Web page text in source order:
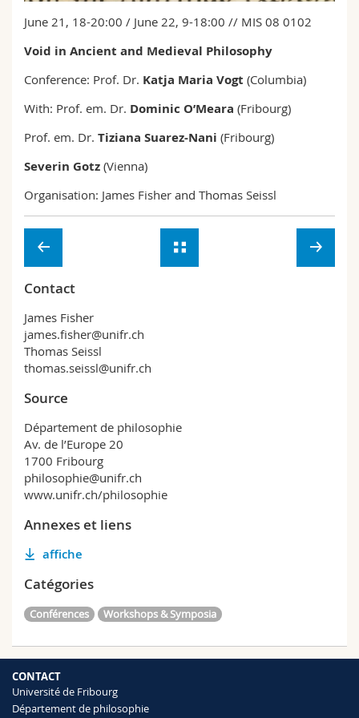
Interfacultaire
Doctorants
Programme des cours
June 21, 18-20:00 / June 22, 9-18:00 // MIS 08 0102
Void in Ancient and Medieval Philosophy
Conference: Prof. Dr. Katja Maria Vogt (Columbia)
With: Prof. em. Dr. Dominic O’Meara (Fribourg)
Prof. em. Dr. Tiziana Suarez-Nani (Fribourg)
Severin Gotz (Vienna)
Organisation: James Fisher and Thomas Seissl
Contact
James Fisher
james.fisher@unifr.ch
Thomas Seissl
thomas.seissl@unifr.ch
Source
Département de philosophie
Av. de l’Europe 20
1700 Fribourg
philosophie@unifr.ch
www.unifr.ch/philosophie
Annexes et liens
affiche
Catégories
Conférences Workshops & Symposia
CONTACT
Université de Fribourg
Département de philosophie